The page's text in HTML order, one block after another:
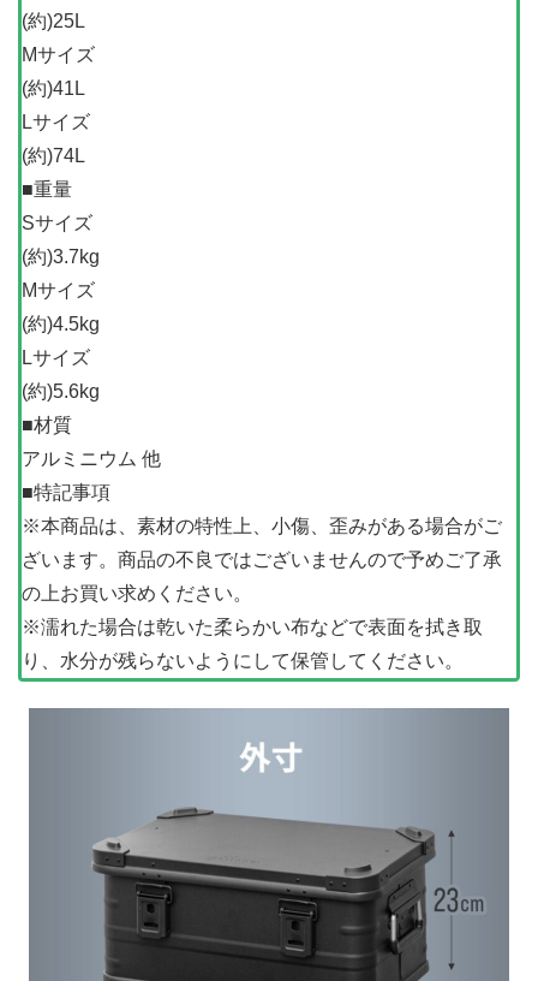
(約)25L
Mサイズ
(約)41L
Lサイズ
(約)74L
■重量
Sサイズ
(約)3.7kg
Mサイズ
(約)4.5kg
Lサイズ
(約)5.6kg
■材質
アルミニウム 他
■特記事項
※本商品は、素材の特性上、小傷、歪みがある場合がご
ざいます。商品の不良ではございませんので予めご了承
の上お買い求めください。
※濡れた場合は乾いた柔らかい布などで表面を拭き取
り、水分が残らないようにして保管してください。